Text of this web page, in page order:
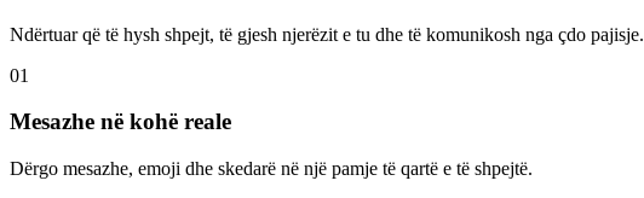
Ndërtuar që të hysh shpejt, të gjesh njerëzit e tu dhe të komunikosh nga çdo pajisje.
01
Mesazhe në kohë reale
Dërgo mesazhe, emoji dhe skedarë në një pamje të qartë e të shpejtë.